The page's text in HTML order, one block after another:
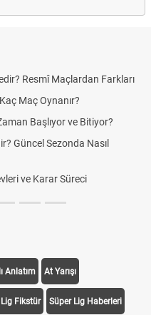
Resmî Maçlardan Farkları
Maç Oynanır?
Başlıyor ve Bitiyor?
Güncel Sezonda Nasıl
ve Karar Süreci
Anlatım At Yarışı
Fikstür Süper Lig Haberleri